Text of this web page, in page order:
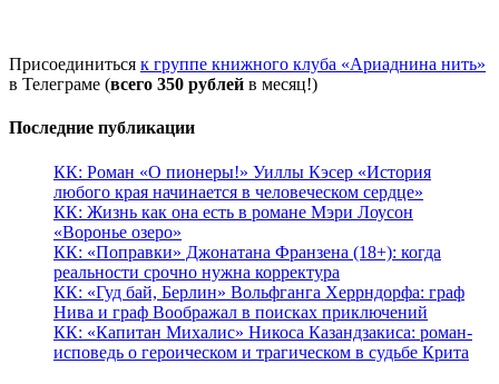
Присоединиться к группе книжного клуба «Ариаднина нить»
в Телеграме (всего 350 рублей в месяц!)
Последние публикации
КК: Роман «О пионеры!» Уиллы Кэсер «История
любого края начинается в человеческом сердце»
КК: Жизнь как она есть в романе Мэри Лоусон
«Воронье озеро»
КК: «Поправки» Джонатана Франзена (18+): когда
реальности срочно нужна корректура
КК: «Гуд бай, Берлин» Вольфганга Херрндорфа: граф
Нива и граф Воображал в поисках приключений
КК: «Капитан Михалис» Никоса Казандзакиса: роман-
исповедь о героическом и трагическом в судьбе Крита